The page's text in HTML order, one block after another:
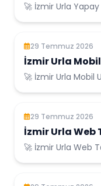
🚀 İzmir Urla Yapay Zeka Hizmetleri İzmir Urla
29 Temmuz 2026
İzmir Urla
🚀 İzmir Urla Mobil Uygulama Geliştirme İzmir Urla
29 Temmuz 2026
İzmir Urla Web
🚀 İzmir Urla Web Tasarım Hizmetleri İzmir Urla